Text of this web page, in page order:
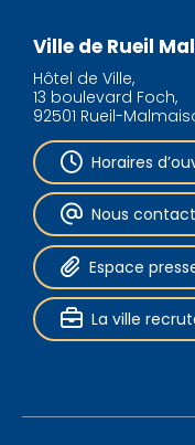
Ville de Rueil
Hôtel de Ville,
13 boulevard Foch,
92501 Rueil-
Horaires
Nous
Espace
La ville